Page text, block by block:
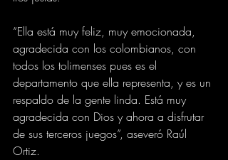
“Ella está muy feliz, muy emocionada,
agradecida con los colombianos, con
todos los tolimenses pues es el
departamento que ella representa, y es un
respaldo de la gente linda. Está muy
agradecida con Dios y ahora a disfrutar
de sus terceros juegos”, aseveró Raúl
Ortiz.